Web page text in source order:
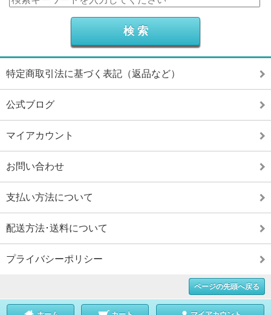
特定商取引法に基づく表記（返品など）
公式ブログ
マイアカウント
お問い合わせ
支払い方法について
配送方法･送料について
プライバシーポリシー
ページの先頭へ戻る